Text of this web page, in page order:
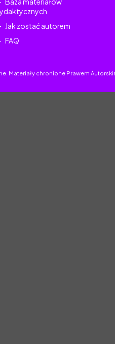
Jak zostać autorem
FAQ
Materiały chronione Prawem